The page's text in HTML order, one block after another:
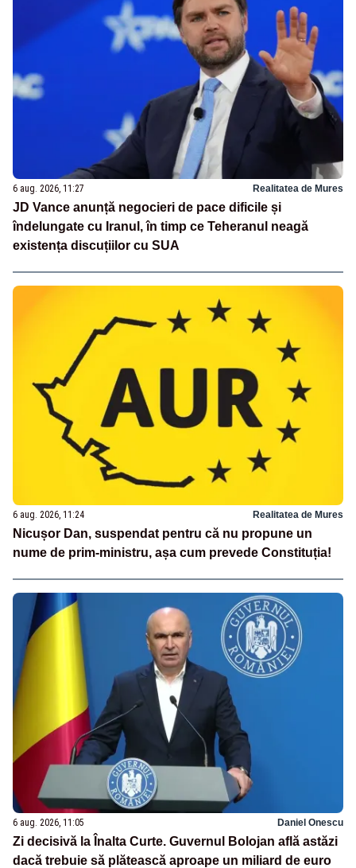
6 aug. 2026, 11:27 Realitatea de Mures
JD Vance anunță negocieri de pace dificile și
îndelungate cu Iranul, în timp ce Teheranul neagă
existența discuțiilor cu SUA
6 aug. 2026, 11:24 Realitatea de Mures
Nicușor Dan, suspendat pentru că nu propune un
nume de prim-ministru, așa cum prevede Constituția!
6 aug. 2026, 11:05 Daniel Onescu
Zi decisivă la Înalta Curte. Guvernul Bolojan află astăzi
dacă trebuie să plătească aproape un miliard de euro